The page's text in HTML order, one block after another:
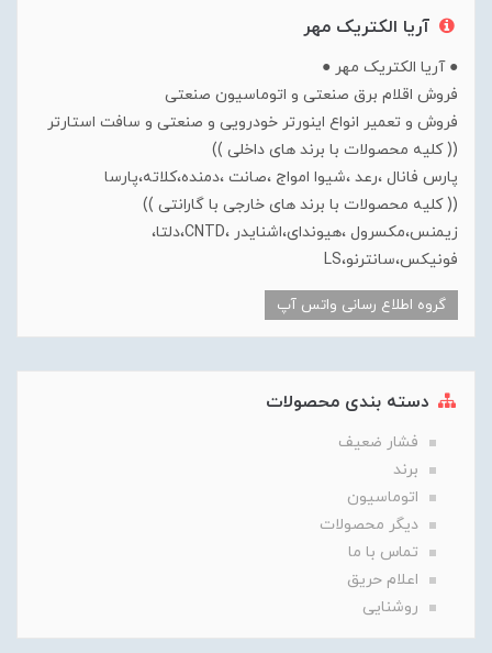
آریا الکتریک مهر
● آریا الکتریک مهر ●
فروش اقلام برق صنعتی و اتوماسیون صنعتی
فروش و تعمیر انواع اینورتر خودرویی و صنعتی و سافت استارتر
(( کلیه محصولات با برند های داخلی ))
پارس فانال ،رعد ،شیوا امواج ،صانت ،دمنده،کلاته،پارسا
(( کلیه محصولات با برند های خارجی با گارانتی ))
زیمنس،مکسرول ،هیوندای،اشنایدر ،CNTD،دلتا،
فونیکس،سانترنو،LS
گروه اطلاع رسانی واتس آپ
دسته بندی محصولات
فشار ضعیف
برند
اتوماسیون
دیگر محصولات
تماس با ما
اعلام حریق
روشنایی